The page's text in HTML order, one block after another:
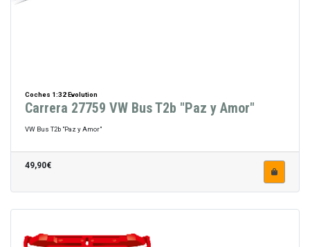
Coches 1:32 Evolution
Carrera 27759 VW Bus T2b "Paz y Amor"
VW Bus T2b "Paz y Amor"
49,90€